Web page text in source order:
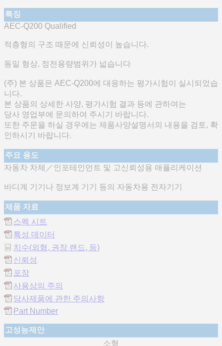
특징
AEC-Q200 Qualified
적층형의 구조 때문에 신뢰성이 높습니다.
동일 형상, 정전용량범위가 넓습니다
(주) 본 상품은 AEC-Q200에 대응하는 평가시험이 실시되었습
니다.
본 상품의 상세한 사양, 평가시험 결과 등에 관하여는
당사 영업부에 문의하여 주시기 바랍니다.
또한 주문을 하실 경우에는 제품사양설명서의 내용을 검토, 확
인하시기 바랍니다.
주요 용도
자동차 차체／인포테인먼트 및 고신뢰성용 애플리케이션
바디계 기기나 정보계 기기 등의 자동차용 전자기기
제품 자료
스펙 시트
특성 데이터
치수(외형, 권장 랜드, 등)
신뢰성
포장
사용상의 주의
당사제품에 관한 주의사항
Part Number
고성능제안
소형